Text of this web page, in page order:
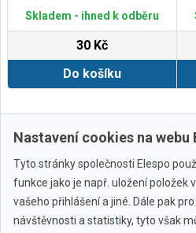
Skladem - ihned k odběru
30 Kč
Do košíku
Zobrazit
Nastavení cookies na webu
Tyto stránky společnosti Elespo
funkce jako je např. uložení položek
vašeho přihlášení a jiné. Dále pak
návštěvnosti a statistiky, tyto však